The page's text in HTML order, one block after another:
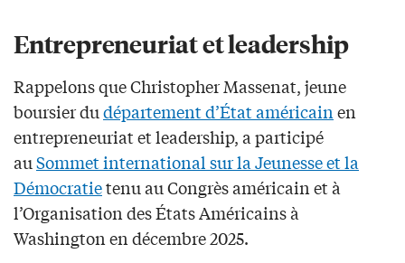
Entrepreneuriat et leadership
Rappelons que Christopher Massenat, jeune
boursier dudépartement d’État américainen
entrepreneuriat et leadership, a participé
auSommet international sur la Jeunesse et la
Démocratietenu au Congrès américain et à
l’Organisation des États Américains à
Washington en décembre 2025.